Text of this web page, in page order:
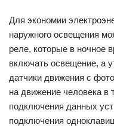
Для экономии
наружного освещения
реле, которые в ночное
включать освещение, а
датчики движения с
на движение человека в
подключения данных
подключения